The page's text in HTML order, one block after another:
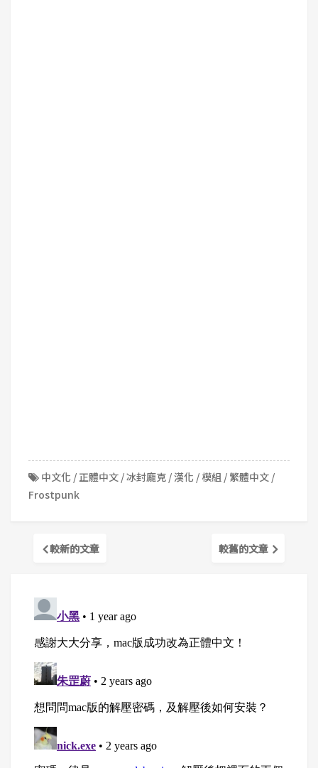
中文化 / 正體中文 /冰封龐克 /漢化 / 模組 / 繁體中文 /
Frostpunk
較新的文章 較舊的文章